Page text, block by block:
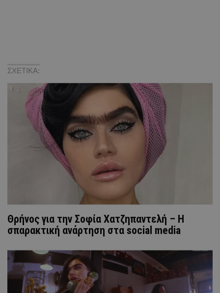
ΣΧΕΤΙΚΑ:
Θρήνος για την Σοφία Χατζηπαντελή – Η
σπαρακτική ανάρτηση στα social media